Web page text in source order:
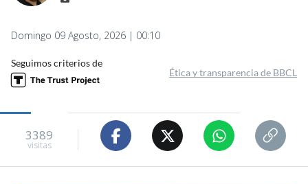
Domingo 09 Agosto, 2026 | 00:10
Seguimos criterios de
Ética y transparencia de BBCL
3389
visitas